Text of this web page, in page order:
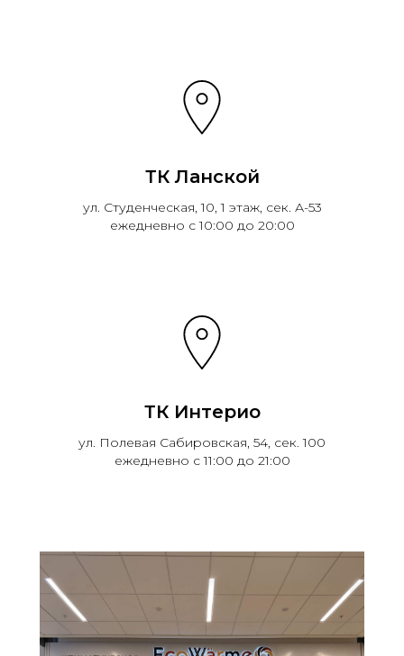
ТК Ланской
ул. Студенческая, 10, 1 этаж, сек. А-53
ежедневно с 10:00 до 20:00
ТК Интерио
ул. Полевая Сабировская, 54, сек. 100
ежедневно с 11:00 до 21:00